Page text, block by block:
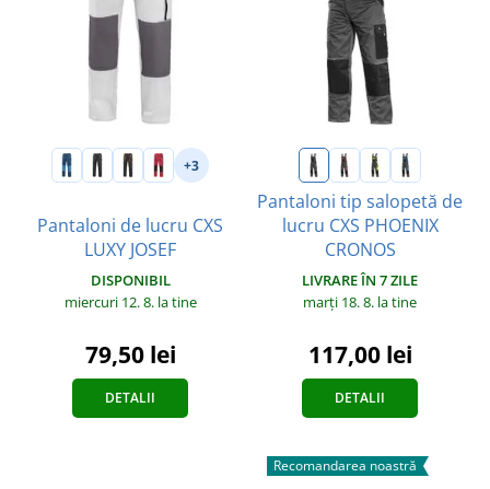
+3
Pantaloni de lucru CXS
LUXY JOSEF
DISPONIBIL
miercuri 12. 8. la tine
79,50 lei
DETALII
Pantaloni tip salopetă de
lucru CXS PHOENIX
CRONOS
LIVRARE ÎN 7 ZILE
marți 18. 8. la tine
117,00 lei
DETALII
Recomandarea noastră